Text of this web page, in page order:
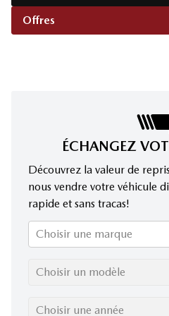
Offres
ÉCHANGEZ
Découvrez la valeur de
nous vendre votre véhicule
rapide et sans tracas!
Choisir une marque
Choisir un modèle
Choisir une année